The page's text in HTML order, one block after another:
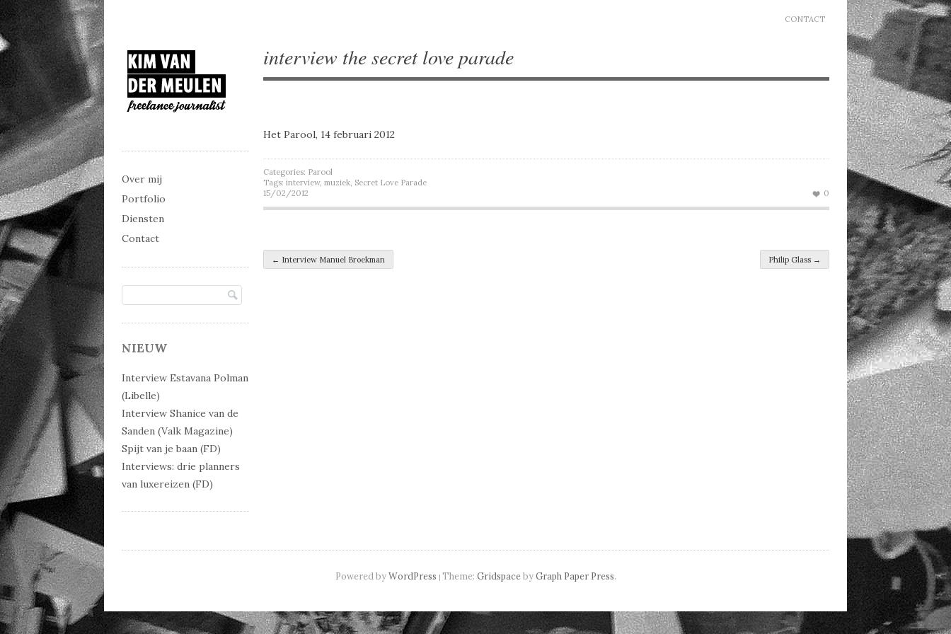
CONTACT
Main menu
Skip to content
Over mij
Portfolio
Diensten
Contact
interview the secret love parade
Het Parool, 14 februari 2012
Categories: Parool
Tags: interview, muziek, Secret Love Parade
15/02/2012
0
Post navigation
← Interview Manuel Broekman Philip Glass →
NIEUW
Interview Estavana Polman
(Libelle)
Interview Shanice van de
Sanden (Valk Magazine)
Spijt van je baan (FD)
Interviews: drie planners
van luxereizen (FD)
Powered byWordPress | Theme: GridspacebyGraph Paper Press.